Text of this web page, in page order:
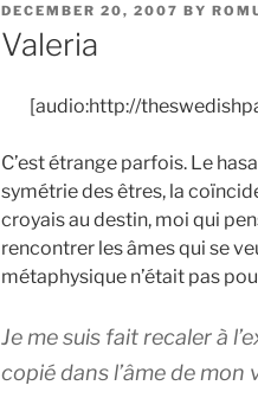
POSTED
ON
DECEMBER 20, 2007 BY
Valeria
[audio:http://
C’est étrange parfois. Le
symétrie des êtres, la
croyais au destin, moi qui
rencontrer les âmes qui se
métaphysique n’était pas
Je me suis fait recaler à
copié dans l’âme de mon